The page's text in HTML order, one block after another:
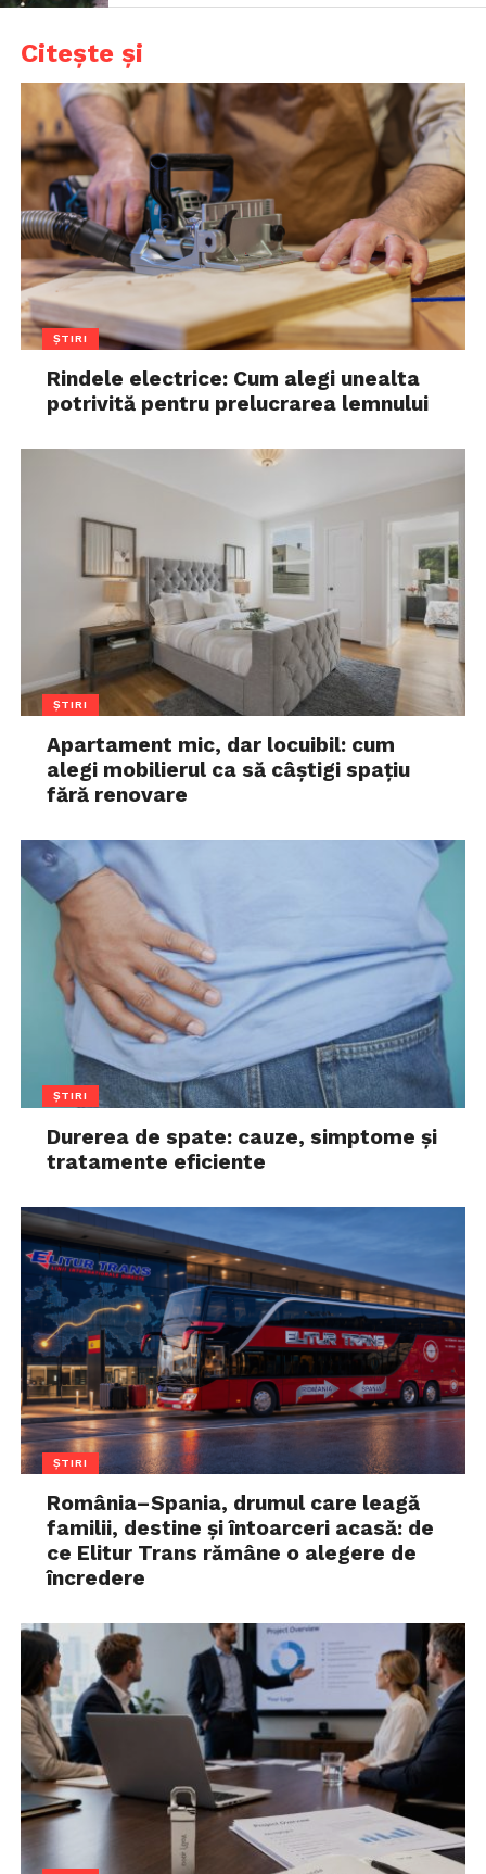
Citește și
ȘTIRI
Rindele electrice: Cum alegi unealta
potrivită pentru prelucrarea lemnului
ȘTIRI
Apartament mic, dar locuibil: cum
alegi mobilierul ca să câștigi spațiu
fără renovare
ȘTIRI
Durerea de spate: cauze, simptome și
tratamente eficiente
ȘTIRI
România–Spania, drumul care leagă
familii, destine și întoarceri acasă: de
ce Elitur Trans rămâne o alegere de
încredere